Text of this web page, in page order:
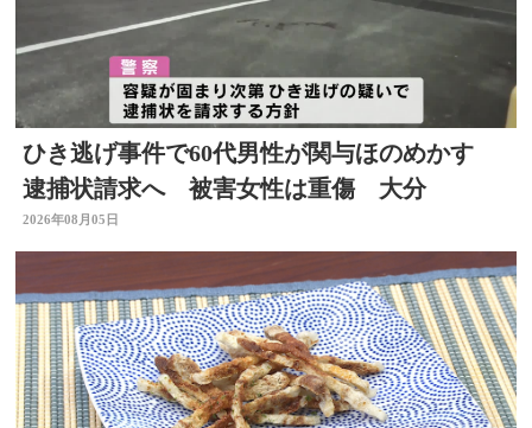
ひき逃げ事件で60代男性が関与ほのめかす
逮捕状請求へ 被害女性は重傷 大分
2026年08月05日